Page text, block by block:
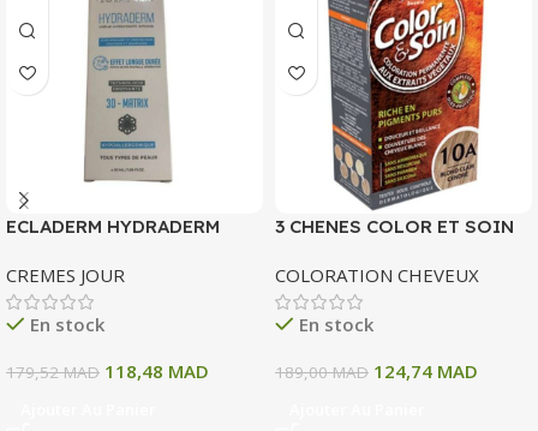
ECLADERM HYDRADERM
INTENSE 72H 50 ML
CREMES JOUR
En stock
179,52MAD 118,48 MAD
3 CHENES COLOR ET SOIN
10 A BLOND CLAIR CENDRE
135 ML
COLORATION CHEVEUX
En stock
189,00MAD 124,74 MAD